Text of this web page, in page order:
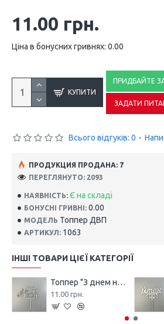
НАЯВНІСТЬ: Є на складі
БОНУСНІ ГРИВНІ: 0.00
МОДЕЛЬ Топпер ДВП
АРТИКУЛ: 1063
ПРОДУКЦИЯ ПРОДАНА: 7
ПЕРЕГЛЯНУТО: 2093
Всього відгуків: 0 -
11.00 грн.
Ціна в бонусних гривнях: 0.00
КУПИТИ
ПРИДБАЙТЕ
ЗАДАТИ
ІНШІ ТОВАРИ ЦІЄЇ КАТЕГОРІЇ
Топпер "З днем народження" з ДВП, білий (подарунок)
11.00 грн.